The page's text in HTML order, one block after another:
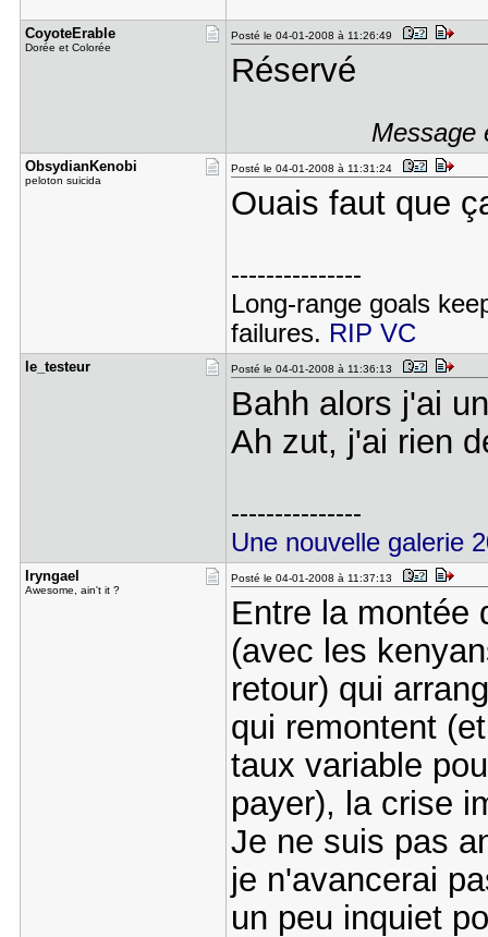
CoyoteErab​le
Dorée et Colorée
Posté le 04-01-2008 à 11:26:49
Réservé
Message
ObsydianKe​nobi
peloton suicida
Posté le 04-01-2008 à 11:31:24
Ouais faut que
---------------
Long-range goals
failures. RIP VC
le_testeur Posté le 04-01-2008 à 11:36:13
Bahh alors j'ai
Ah zut, j'ai rien
---------------
Une nouvelle galerie
Iryngael
Awesome, ain't it ?
Posté le 04-01-2008 à 11:37:13
Entre la montée
(avec les
retour) qui
qui remontent
taux variable
payer), la crise
Je ne suis pas
je n'avancerai
un peu inquiet